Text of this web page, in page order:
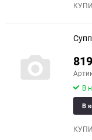
819
В
В